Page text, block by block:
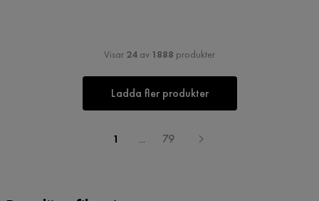
Visar 24 av 1888 produkter
Ladda fler produkter
1 ... 79